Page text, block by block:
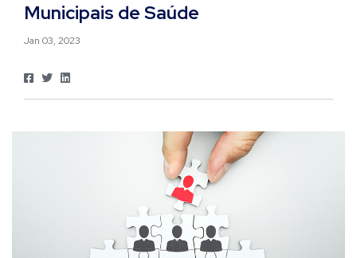
Municipais de Saúde
Jan 03, 2023